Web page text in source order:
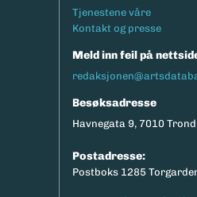
Tjenestene våre
Kontakt og presse
Meld inn feil på
Besøksadresse
Havnegata 9, 7010
Postadresse:
Postboks 1285